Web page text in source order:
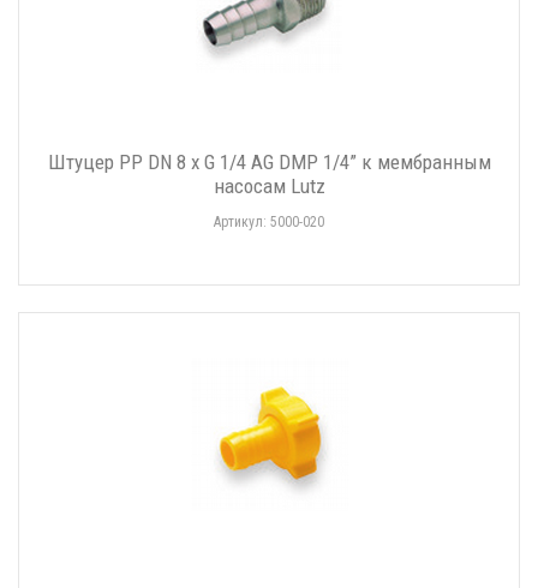
Штуцер PP DN 8 x G 1/4 AG DMP 1/4” к мембранным
насосам Lutz
Артикул: 5000-020